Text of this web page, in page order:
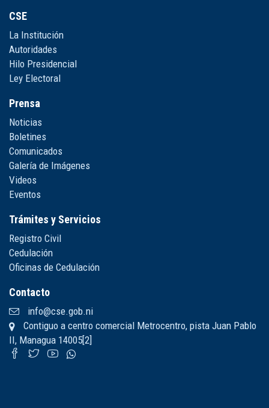
CSE
La Institución
Autoridades
Hilo Presidencial
Ley Electoral
Prensa
Noticias
Boletines
Comunicados
Galería de Imágenes
Videos
Eventos
Trámites y Servicios
Registro Civil
Cedulación
Oficinas de Cedulación
Contacto
info@cse.gob.ni
Contiguo a centro comercial Metrocentro, pista Juan Pablo
II, Managua 14005[2]